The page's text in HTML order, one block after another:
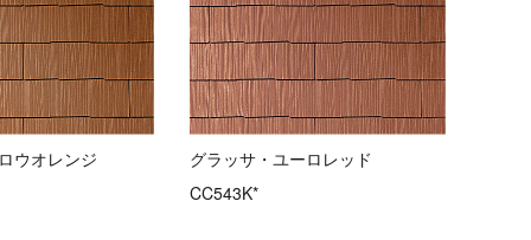
ウオレンジ
グラッサ・ユーロレッド
CC543K*